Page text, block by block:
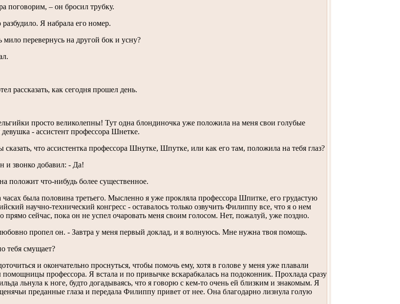
поговорим, – он бросил трубку.
Я набрала его номер.
мило перевернусь на другой бок и усну?
рассказать, как сегодня прошел день.
просто великолепны! Тут одна блондиночка уже положила на меня свои голубые
- ассистент профессора Шнетке.
что ассистентка профессора Шнутке, Шпутке, или как его там, положила на тебя глаз?
звонко добавил: - Да!
положит что-нибудь более существенное.
часах была половина третьего. Мысленно я уже прокляла профессора Шпитке, его грудастую
научно-технический конгресс - оставалось только озвучить Филиппу все, что я о нем
прямо сейчас, пока он не успел очаровать меня своим голосом. Нет, пожалуй, уже поздно.
пропел он. - Завтра у меня первый доклад, и я волнуюсь. Мне нужна твоя помощь.
тебя смущает?
и окончательно проснуться, чтобы помочь ему, хотя в голове у меня уже плавали
помощницы профессора. Я встала и по привычке вскарабкалась на подоконник. Прохлада сразу
льнула к ноге, будто догадываясь, что я говорю с кем-то очень ей близким и знакомым. Я
преданные глаза и передала Филиппу привет от нее. Она благодарно лизнула голую